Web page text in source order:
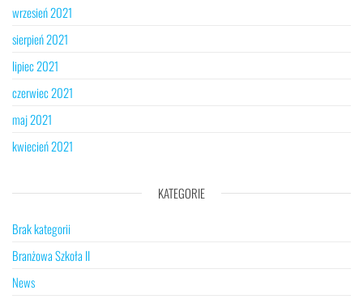
wrzesień 2021
sierpień 2021
lipiec 2021
czerwiec 2021
maj 2021
kwiecień 2021
KATEGORIE
Brak kategorii
Branżowa Szkoła II
News